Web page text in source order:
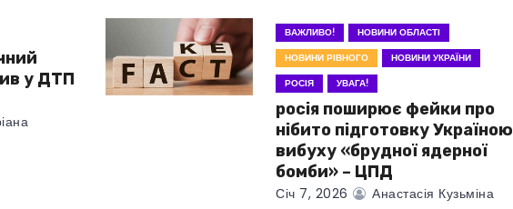
у ДТП
ВАЖЛИВО!
НОВИНИ ОБЛАСТІ
НОВИНИ РІВНОГО
НОВИНИ УКРАЇНИ
РОСІЯ
УВАГА!
росія поширює фейки про
нібито підготовку Україною
вибуху «брудної ядерної
бомби» – ЦПД
Січ 7, 2026 Анастасія Кузьміна